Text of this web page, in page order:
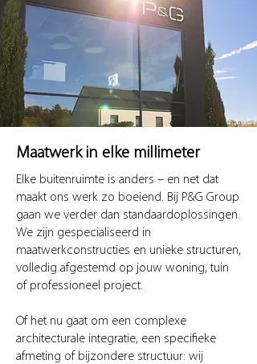
Maatwerk in elke millimeter
Elke buitenruimte is anders – en net dat
maakt ons werk zo boeiend. Bij P&G Group
gaan we verder dan standaardoplossingen.
We zijn gespecialiseerd in
maatwerkconstructies en unieke structuren,
volledig afgestemd op jouw woning, tuin
of professioneel project.
Of het nu gaat om een complexe
architecturale integratie, een specifieke
afmeting of bijzondere structuur: wij